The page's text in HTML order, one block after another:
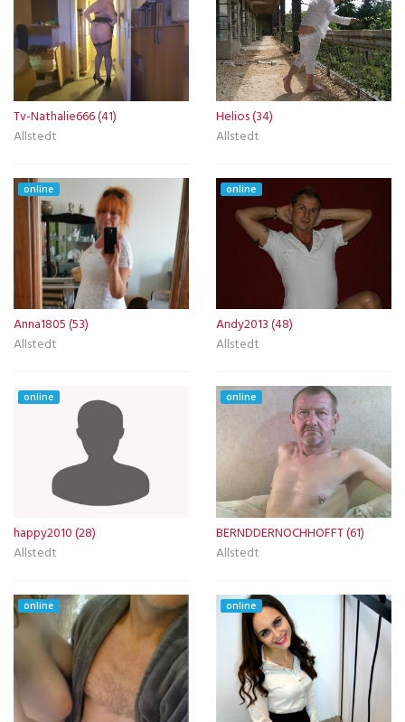
Tv-Nathalie666 (41)
Allstedt
Helios (34)
Allstedt
online
Anna1805 (53)
Allstedt
online
Andy2013 (48)
Allstedt
online
happy2010 (28)
Allstedt
online
BERNDDERNOCHHOFFT (61)
Allstedt
online online